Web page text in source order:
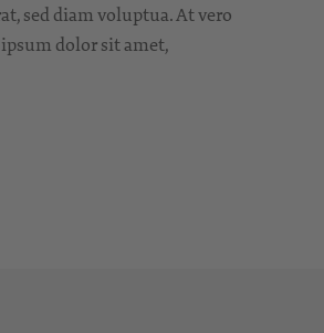
sed diam voluptua. At vero
dolor sit amet,